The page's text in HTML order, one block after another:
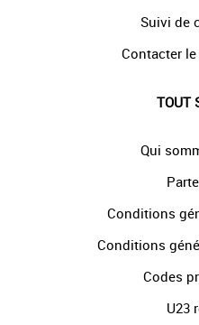
Suivi de
Contacter
TOUT
Qui
Conditions
Conditions
Codes
U23